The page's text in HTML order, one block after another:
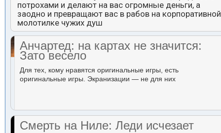
потрохами и делают на вас огромные деньги, а
заодно и превращают вас в рабов на корпоративной
молотилке чужих душ
Анчартед: на картах не значится:
Зато весело
Для тех, кому нравятся оригинальные игры, есть
оригинальные игры. Экранизации — не для них
Смерть на Ниле: Леди исчезает